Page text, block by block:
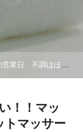
ない！！マッサージ・ヘッドマッサージ・フットマッサージ・整体でしっかりメンテ☆彡
！！マッ
トマッサー